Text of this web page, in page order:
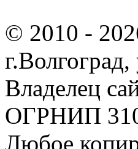
© 2010 -
Владелец
ОГРНИП
Любое